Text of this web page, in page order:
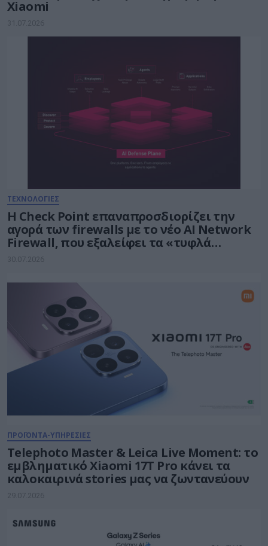
Xiaomi
31.07.2026
ΤΕΧΝΟΛΟΓΙΕΣ
Η Check Point επαναπροσδιορίζει την
αγορά των firewalls με το νέο AI Network
Firewall, που εξαλείφει τα «τυφλά
σημεία» της Τεχνητής Νοημοσύνης σε
30.07.2026
ΠΡΟΪΟΝΤΑ-ΥΠΗΡΕΣΙΕΣ
Telephoto Master & Leica Live Moment: το
εμβληματικό Xiaomi 17Τ Pro κάνει τα
καλοκαιρινά stories μας να ζωντανεύουν
29.07.2026